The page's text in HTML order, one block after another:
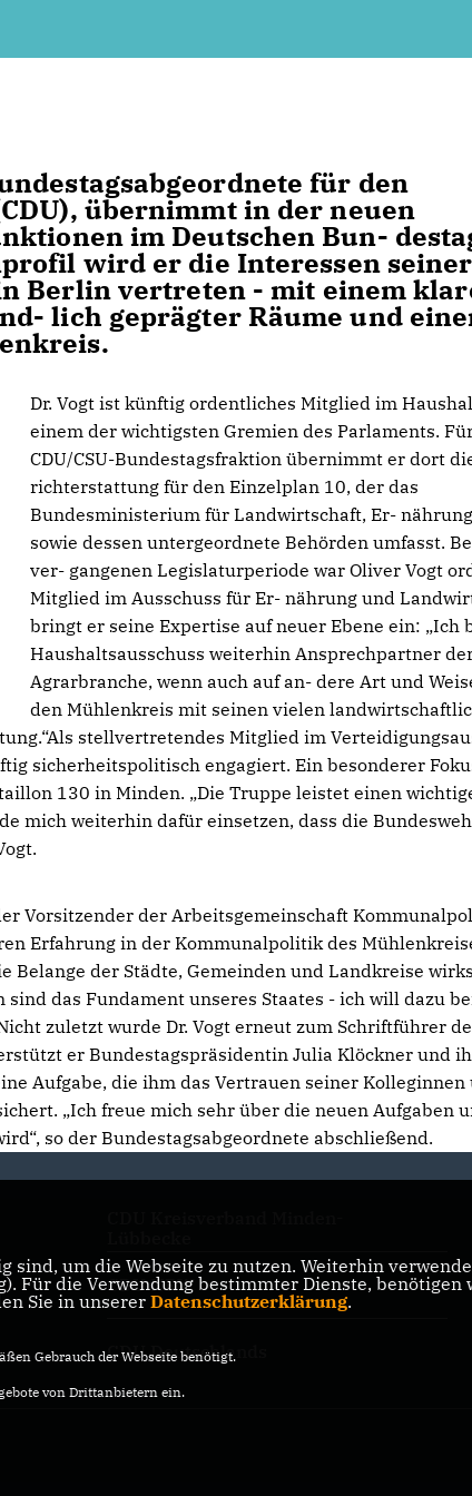
für den
übernimmt in der neuen
im Deutschen Bun-
wird er die Interessen seiner
Berlin vertreten - mit einem
lich geprägter Räume und
Dr. Vogt ist künftig ordentliches Mitglied im
einem der wichtigsten Gremien des Parlaments.
CDU/CSU-Bundestagsfraktion übernimmt er dort
richterstattung für den Einzelplan 10, der das
Bundesministerium für Landwirtschaft, Er-
sowie dessen untergeordnete Behörden umfasst.
ver- gangenen Legislaturperiode war Oliver Vogt
Mitglied im Ausschuss für Er- nährung und
bringt er seine Expertise auf neuer Ebene ein: „Ich
Haushaltsausschuss weiterhin Ansprechpartner
Agrarbranche, wenn auch auf an- dere Art und
den Mühlenkreis mit seinen vielen
stellvertretendes Mitglied im
sicherheitspolitisch engagiert. Ein besonderer
130 in Minden. „Die Truppe leistet einen
mich weiterhin dafür einsetzen, dass die
Vorsitzender der Arbeitsgemeinschaft
Erfahrung in der Kommunalpolitik des
Belange der Städte, Gemeinden und Landkreise
das Fundament unseres Staates - ich will dazu
zuletzt wurde Dr. Vogt erneut zum Schriftführer
er Bundestagspräsidentin Julia Klöckner und
Aufgabe, die ihm das Vertrauen seiner Kolleginnen
„Ich freue mich sehr über die neuen Aufgaben
so der Bundestagsabgeordnete abschließend.
CDU NRW
CDU Deutschlands
sind, um die Webseite zu nutzen. Weiterhin
Für die Verwendung bestimmter Dienste,
Sie in unserer Datenschutzerklärung.
Gebrauch der Webseite benötigt.
von Drittanbietern ein.